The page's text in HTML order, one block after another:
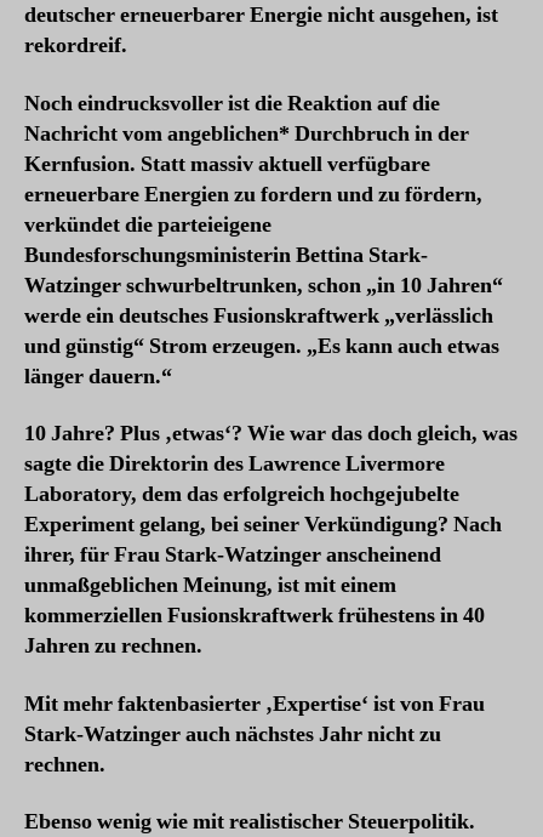
deutscher erneuerbarer Energie nicht ausgehen, ist
rekordreif.
Noch eindrucksvoller ist die Reaktion auf die
Nachricht vom angeblichen* Durchbruch in der
Kernfusion. Statt massiv aktuell verfügbare
erneuerbare Energien zu fordern und zu fördern,
verkündet die parteieigene
Bundesforschungsministerin Bettina Stark-
Watzinger schwurbeltrunken, schon „in 10 Jahren“
werde ein deutsches Fusionskraftwerk „verlässlich
und günstig“ Strom erzeugen. „Es kann auch etwas
länger dauern.“
10 Jahre? Plus ‚etwas‘? Wie war das doch gleich, was
sagte die Direktorin des Lawrence Livermore
Laboratory, dem das erfolgreich hochgejubelte
Experiment gelang, bei seiner Verkündigung? Nach
ihrer, für Frau Stark-Watzinger anscheinend
unmaßgeblichen Meinung, ist mit einem
kommerziellen Fusionskraftwerk frühestens in 40
Jahren zu rechnen.
Mit mehr faktenbasierter ‚Expertise‘ ist von Frau
Stark-Watzinger auch nächstes Jahr nicht zu
rechnen.
Ebenso wenig wie mit realistischer Steuerpolitik.